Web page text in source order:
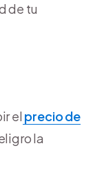
de tu
el precio de
la